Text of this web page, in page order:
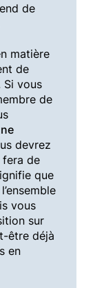
de
matière
de
vous
de
devrez
de
que
vous
sur
être déjà
en